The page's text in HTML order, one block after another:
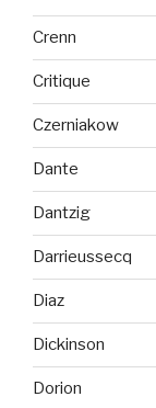
Crenn
Critique
Czerniakow
Dante
Dantzig
Darrieussecq
Diaz
Dickinson
Dorion